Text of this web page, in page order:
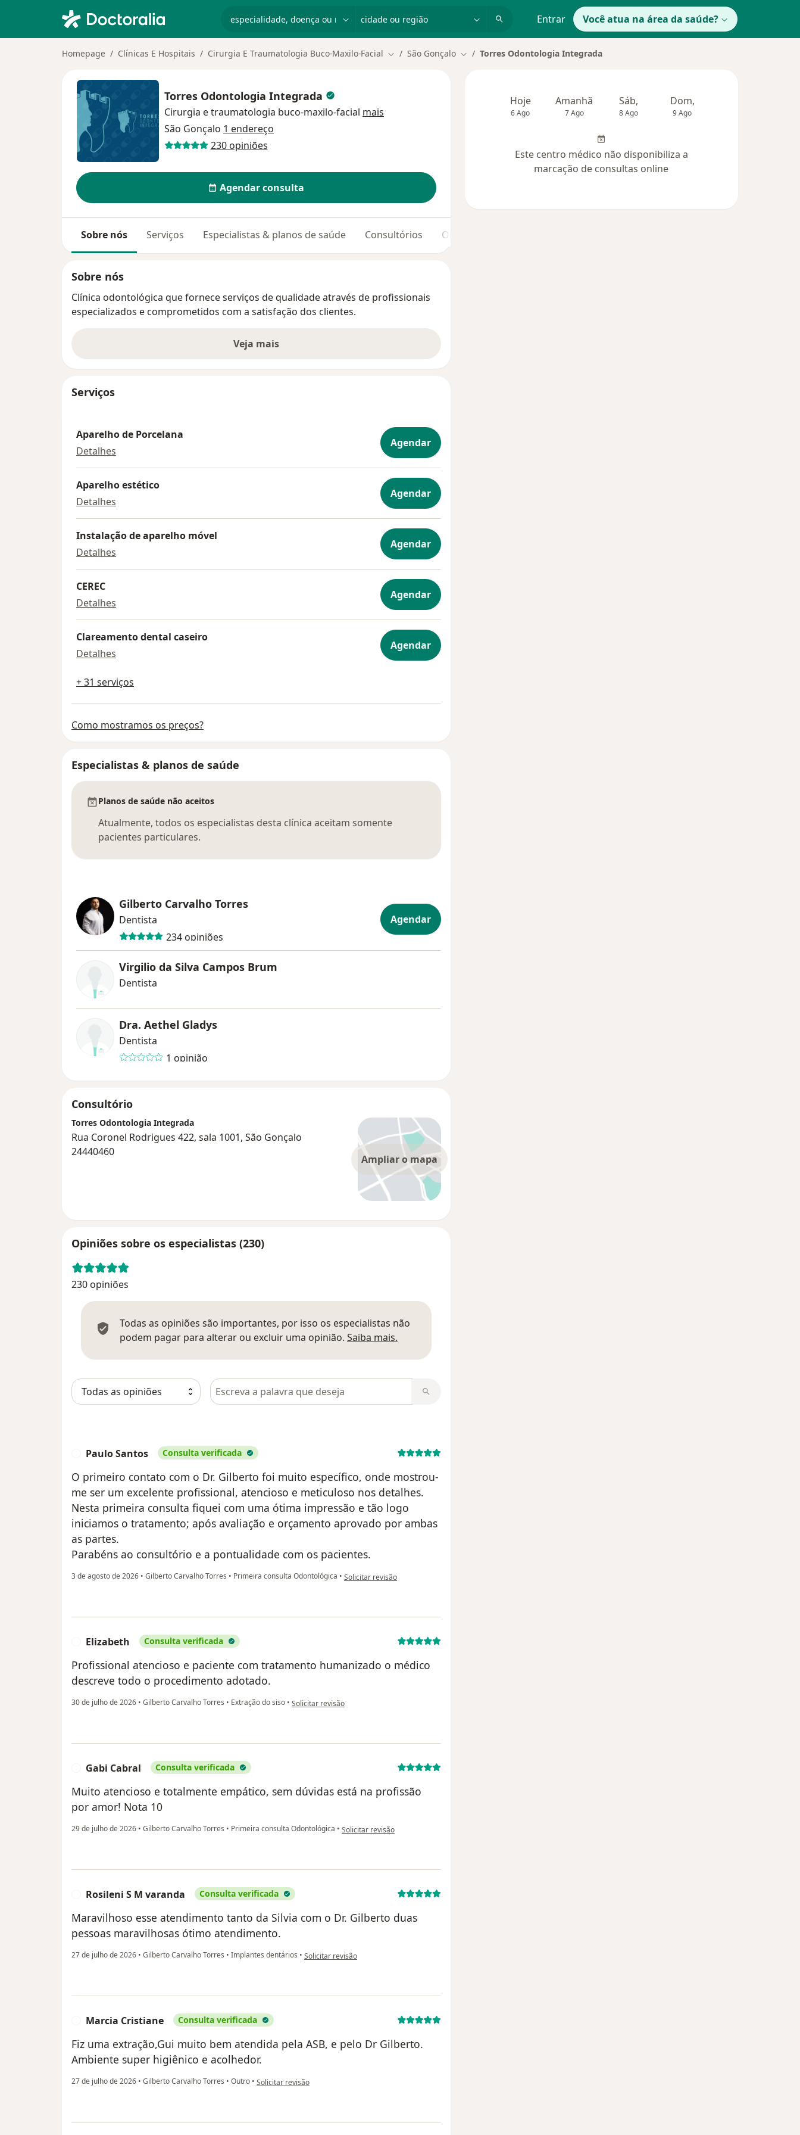
Entrar Você atua na área da saúde?
Homepage Clínicas E Hospitais Cirurgia E Traumatologia Buco-Maxilo-Facial Mudar de cidade
São Gonçalo Mudar de cidade
Torres Odontologia Integrada
Torres Odontologia Integrada
Cirurgia e traumatologia buco-maxilo-facial mais
São Gonçalo 1 endereço
230 opiniões
Agendar consulta
Sobre nós Serviços Especialistas & planos de saúde Consultórios Opiniões
Sobre nós
Clínica odontológica que fornece serviços de qualidade através de profissionais
especializados e comprometidos com a satisfação dos clientes.
Veja mais
Serviços
Aparelho de Porcelana
Detalhes
Agendar
Aparelho estético
Detalhes
Agendar
Instalação de aparelho móvel
Detalhes
Agendar
CEREC
Detalhes
Agendar
Clareamento dental caseiro
Detalhes
Agendar
+ 31 serviços
Como mostramos os preços?
Especialistas & planos de saúde
Planos de saúde não aceitos
Atualmente, todos os especialistas desta clínica aceitam somente
pacientes particulares.
Gilberto Carvalho Torres
Dentista
234 opiniões
Agendar
Virgilio da Silva Campos Brum
Dentista
Dra. Aethel Gladys
Dentista
1 opinião
Consultório
Ampliar o mapa
Torres Odontologia Integrada
Rua Coronel Rodrigues 422, sala 1001, São Gonçalo
24440460
Opiniões sobre os especialistas (230)
230 opiniões
Todas as opiniões são importantes, por isso os especialistas não
podem pagar para alterar ou excluir uma opinião. Saiba mais.
Pesquisar em opiniões
Paulo Santos Consulta verificada
O primeiro contato com o Dr. Gilberto foi muito específico, onde mostrou-
me ser um excelente profissional, atencioso e meticuloso nos detalhes.
Nesta primeira consulta fiquei com uma ótima impressão e tão logo
iniciamos o tratamento; após avaliação e orçamento aprovado por ambas
as partes.
Parabéns ao consultório e a pontualidade com os pacientes.
3 de agosto de 2026 • Gilberto Carvalho Torres • Primeira consulta Odontológica • na opinião do utilizador Paulo Santos
Solicitar revisão
Elizabeth Consulta verificada
Profissional atencioso e paciente com tratamento humanizado o médico
descreve todo o procedimento adotado.
30 de julho de 2026 • Gilberto Carvalho Torres • Extração do siso • na opinião do utilizador Elizabeth
Solicitar revisão
Gabi Cabral Consulta verificada
Muito atencioso e totalmente empático, sem dúvidas está na profissão
por amor! Nota 10
29 de julho de 2026 • Gilberto Carvalho Torres • Primeira consulta Odontológica • na opinião do utilizador Gabi Cabral
Solicitar revisão
Rosileni S M varanda Consulta verificada
Maravilhoso esse atendimento tanto da Silvia com o Dr. Gilberto duas
pessoas maravilhosas ótimo atendimento.
27 de julho de 2026 • Gilberto Carvalho Torres • Implantes dentários • na opinião do utilizador Rosileni S M varanda
Solicitar revisão
Marcia Cristiane Consulta verificada
Fiz uma extração,Gui muito bem atendida pela ASB, e pelo Dr Gilberto.
Ambiente super higiênico e acolhedor.
27 de julho de 2026 • Gilberto Carvalho Torres • Outro • na opinião do utilizador Marcia Cristiane
Solicitar revisão
Hoje
6 Ago
Amanhã
7 Ago
Sáb,
8 Ago
Dom,
9 Ago
Este centro médico não disponibiliza a
marcação de consultas online